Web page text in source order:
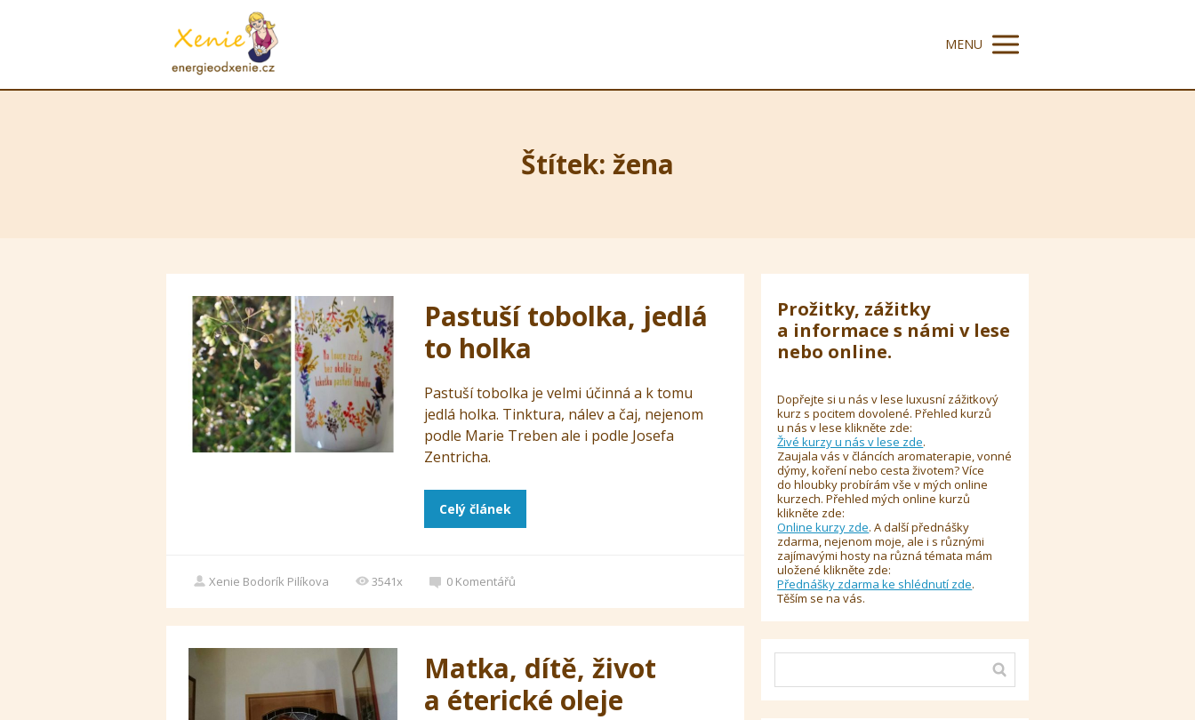
MENU
Štítek: žena
Pastuší tobolka, jedlá
to holka
Pastuší tobolka je velmi účinná a k tomu
jedlá holka. Tinktura, nálev a čaj, nejenom
podle Marie Treben ale i podle Josefa
Zentricha.
Celý článek
Xenie Bodorík Pilíkova 3541x 0 Komentářů
Matka, dítě, život
a éterické oleje
Prožitky, zážitky
a informace s námi v lese
nebo online.
Dopřejte si u nás v lese luxusní zážitkový
kurz s pocitem dovolené. Přehled kurzů
u nás v lese klikněte zde:
Živé kurzy u nás v lese zde.
Zaujala vás v článcích aromaterapie, vonné
dýmy, koření nebo cesta životem? Více
do hloubky probírám vše v mých online
kurzech. Přehled mých online kurzů
klikněte zde:
Online kurzy zde. A další přednášky
zdarma, nejenom moje, ale i s různými
zajímavými hosty na různá témata mám
uložené klikněte zde:
Přednášky zdarma ke shlédnutí zde.
Těším se na vás.